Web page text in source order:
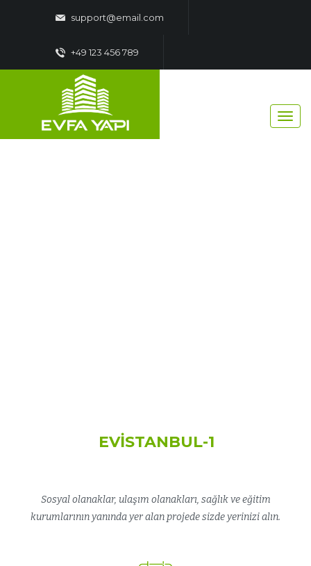
support@email.com
+49 123 456 789
EVISTANBUL-1
Sosyal olanaklar, ulaşım olanakları, sağlık ve eğitim
kurumlarının yanında yer alan projede sizde yerinizi alın.